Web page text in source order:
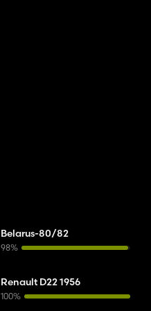
Belarus-80/82
98%
Renault D22 1956
100%